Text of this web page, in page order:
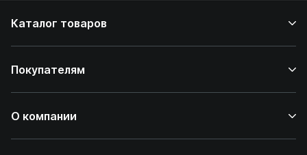
Каталог товаров
Покупателям
О компании